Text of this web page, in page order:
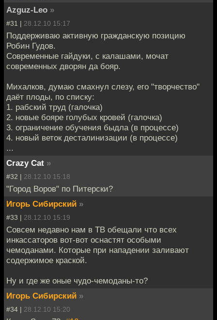
Azguz-Leo »
#31 | 28.12.10 15:17
Поддерживаю активную гражданскую позицию
Робин Гудов.
Современные гайдуки, с калашами, мочат
современных дворян да бояр.
Михалков, думаю смахнул слезу, его "творчество"
даёт плоды, по списку:
1. рабский труд (галочка)
2. новые бояре голубых кровей (галочка)
3. ограничение обучения быдла (в процессе)
4. новый веток десталинизации (в процессе)
...
Crazy Cat »
#32 | 28.12.10 15:18
"Город Воров" по Питерски?
Игорь Сибирский »
#33 | 28.12.10 15:19
Совсем недавно нам в ТВ обещали что всех
инкассаторов вот-вот оснастят особыми
чемоданами. Которые при нападении заливают
содержимое краской.
Ну и где же оные чудо-чемоданы-то?
Игорь Сибирский »
#34 | 28.12.10 15:20